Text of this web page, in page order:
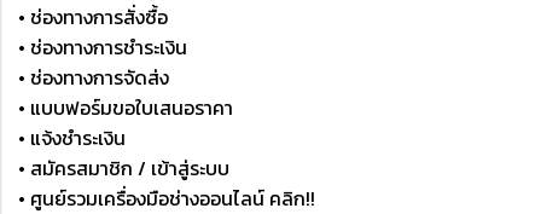
• ช่องทางการสั่งซื้อ
• ช่องทางการชำระเงิน
• ช่องทางการจัดส่ง
• แบบฟอร์มขอใบเสนอราคา
• แจ้งชำระเงิน
• สมัครสมาชิก / เข้าสู่ระบบ
• ศูนย์รวมเครื่องมือช่างออนไลน์ คลิก!!